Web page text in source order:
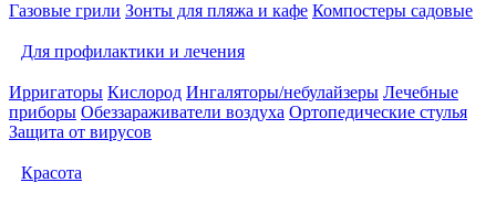
Газовые грили Зонты для пляжа и кафе Компостеры садовые
Для профилактики и лечения
Ирригаторы Кислород Ингаляторы/небулайзеры Лечебные
приборы Обеззараживатели воздуха Ортопедические стулья
Защита от вирусов
Красота